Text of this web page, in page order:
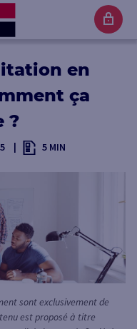
en
ça
?
5 MIN
sont exclusivement de
est proposé à titre